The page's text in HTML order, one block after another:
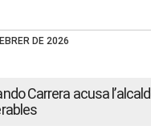
DE 2026
Carrera acusa